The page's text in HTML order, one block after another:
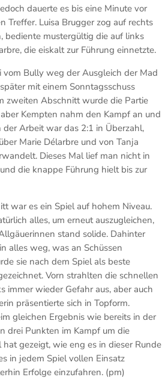
dauerte es bis eine Minute vor
Treffer. Luisa Brugger zog auf rechts
bediente mustergültig die auf links
die eiskalt zur Führung einnetzte.
vom Bully weg der Ausgleich der Mad
mit einem Sonntagsschuss
zweiten Abschnitt wurde die Partie
Kempten nahm den Kampf an und
Arbeit war das 2:1 in Überzahl,
Marie Délarbre und von Tanja
Dieses Mal lief man nicht in
die knappe Führung hielt bis zur
war es ein Spiel auf hohem Niveau.
alles, um erneut auszugleichen,
stand solide. Dahinter
alles weg, was an Schüssen
sie nach dem Spiel als beste
Vorn strahlten die schnellen
immer wieder Gefahr aus, aber auch
präsentierte sich in Topform.
gleichen Ergebnis wie bereits in der
drei Punkten im Kampf um die
hat gezeigt, wie eng es in dieser Runde
in jedem Spiel vollen Einsatz
Erfolge einzufahren. (pm)